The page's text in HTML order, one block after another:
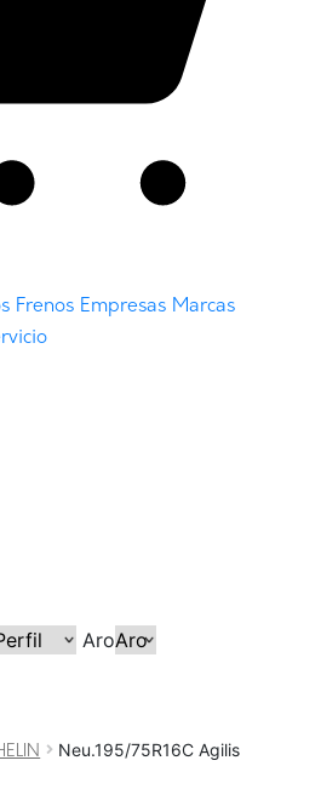
Frenos Empresas Marcas
Aro
Neu.195/75R16C Agilis